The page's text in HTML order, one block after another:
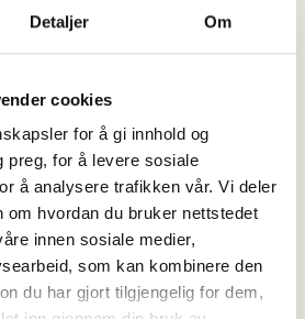
Detaljer Om
cookies
for å gi innhold og
preg, for å levere sosiale
å analysere trafikken vår. Vi deler
om hvordan du bruker nettstedet
innen sosiale medier,
som kan kombinere den
du har gjort tilgjengelig for dem,
og kjøtt av høy kvalitet i